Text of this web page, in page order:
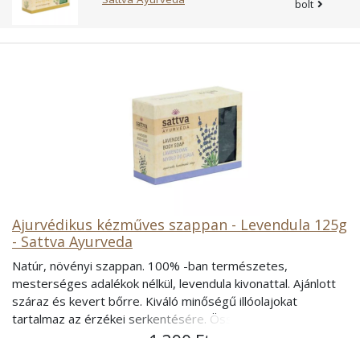
bolt
Ajurvédikus kézműves szappan - Levendula 125g
- Sattva Ayurveda
Natúr, növényi szappan. 100% -ban természetes,
mesterséges adalékok nélkül, levendula kivonattal. Ajánlott
száraz és kevert bőrre. Kiváló minőségű illóolajokat
tartalmaz az érzékei serkentésére. Összetétel: víz, sodium-